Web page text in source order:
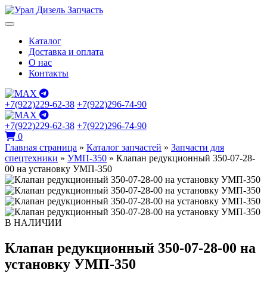
Каталог
Доставка и оплата
О нас
Контакты
+7(922)229-62-38 +7(922)296-74-90
+7(922)229-62-38 +7(922)296-74-90
0
Главная страница » Каталог запчастей » Запчасти для
спецтехники » УМП-350 » Клапан редукционный 350-07-28-
00 на установку УМП-350
В НАЛИЧИИ
Клапан редукционный 350-07-28-00 на
установку УМП-350